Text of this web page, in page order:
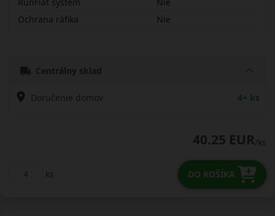
Ochrana ráfika
Nie
Centrálny sklad
Doručenie domov 4+ ks
40.25 EUR/ks
ks DO KOŠÍKA